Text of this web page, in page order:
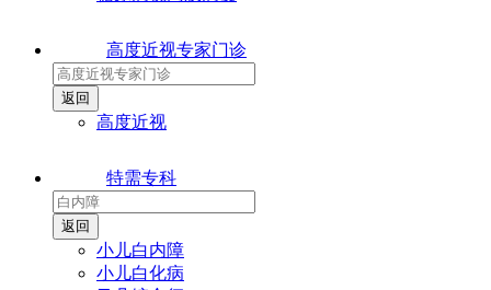
高度近视专家门诊
高度近视
特需专科
小儿白内障
小儿白化病